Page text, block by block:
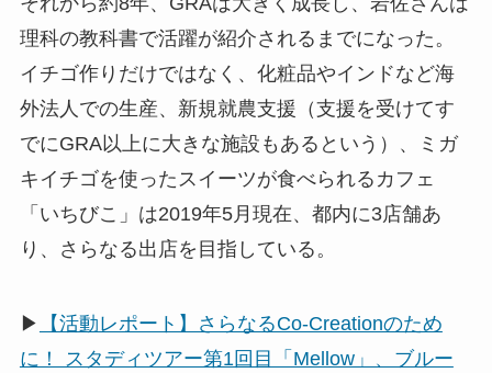
それから約8年、GRAは大きく成長し、岩佐さんは
理科の教科書で活躍が紹介されるまでになった。
イチゴ作りだけではなく、化粧品やインドなど海
外法人での生産、新規就農支援（支援を受けてす
でにGRA以上に大きな施設もあるという）、ミガ
キイチゴを使ったスイーツが食べられるカフェ
「いちびこ」は2019年5月現在、都内に3店舗あ
り、さらなる出店を目指している。
▶ 【活動レポート】さらなるCo-Creationのため
に！ スタディツアー第1回目「Mellow」、ブルー